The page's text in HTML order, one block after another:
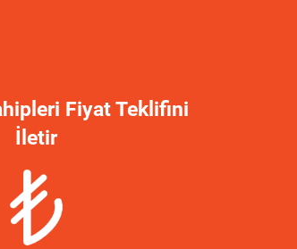
Fiyat Teklifini
İletir